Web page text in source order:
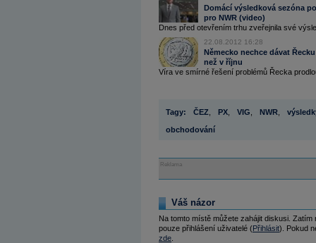
Domácí výsledková sezóna
pro NWR (video)
Dnes před otevřením trhu zveřejnila své
22.08.2012 16:28
Německo nechce dávat
než v říjnu
Víra ve smírné řešení problémů Řecka
Tagy: ČEZ PX VIG NWR
obchodování
Reklama
Váš názor
Na tomto místě můžete zahájit diskusi.
pouze přihlášení uživatelé (Přihlásit). Pokud
zde